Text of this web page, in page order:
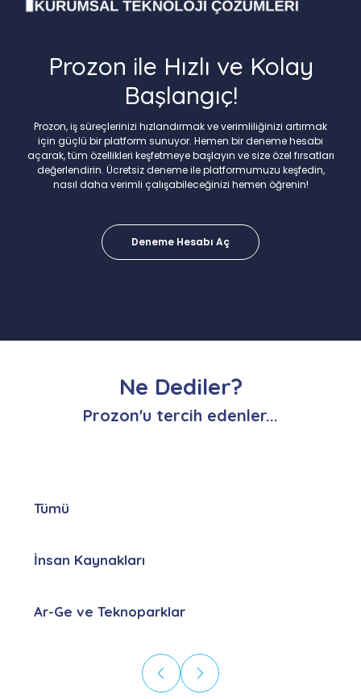
Prozon ile Hızlı ve Kolay
Başlangıç!
Prozon, iş süreçlerinizi hızlandırmak ve verimliliğinizi artırmak
için güçlü bir platform sunuyor. Hemen bir deneme hesabı
açarak, tüm özellikleri keşfetmeye başlayın ve size özel fırsatları
değerlendirin. Ücretsiz deneme ile platformumuzu keşfedin,
nasıl daha verimli çalışabileceğinizi hemen öğrenin!
Deneme Hesabı Aç
Ne Dediler?
Prozon'u tercih edenler...
Tümü
İnsan Kaynakları
Ar-Ge ve Teknoparklar